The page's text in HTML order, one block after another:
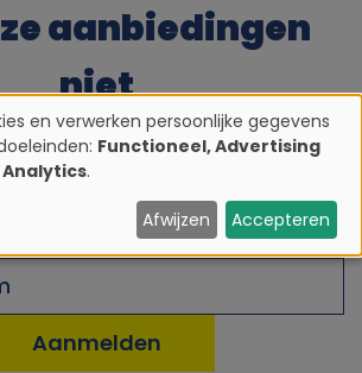
aanbiedingen
niet
en verwerken persoonlijke gegevens
Functioneel, Advertising
.
Afwijzen Accepteren